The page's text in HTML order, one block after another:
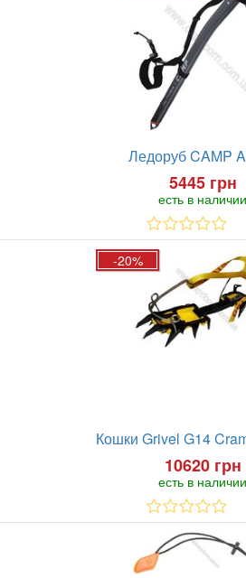
Ледоруб CAMP
5445 грн
есть в наличии
-20%
Кошки Grivel G14
10620 грн
есть в наличии